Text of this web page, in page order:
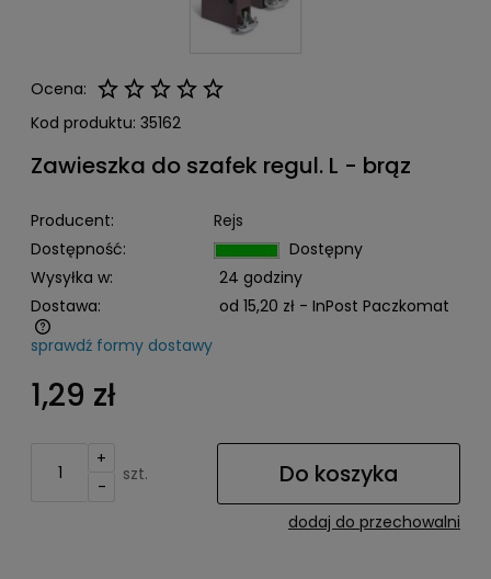
Ocena:
Kod produktu: 35162
Zawieszka do szafek regul. L - brąz
Producent:
Rejs
Dostępność:
Dostępny
Wysyłka w:
24 godziny
Dostawa:
od 15,20 zł - InPost Paczkomat
Cena nie zawiera ewentualnych kosztów płatności
sprawdź formy dostawy
1,29 zł
+
-
szt. Do koszyka
dodaj do przechowalni